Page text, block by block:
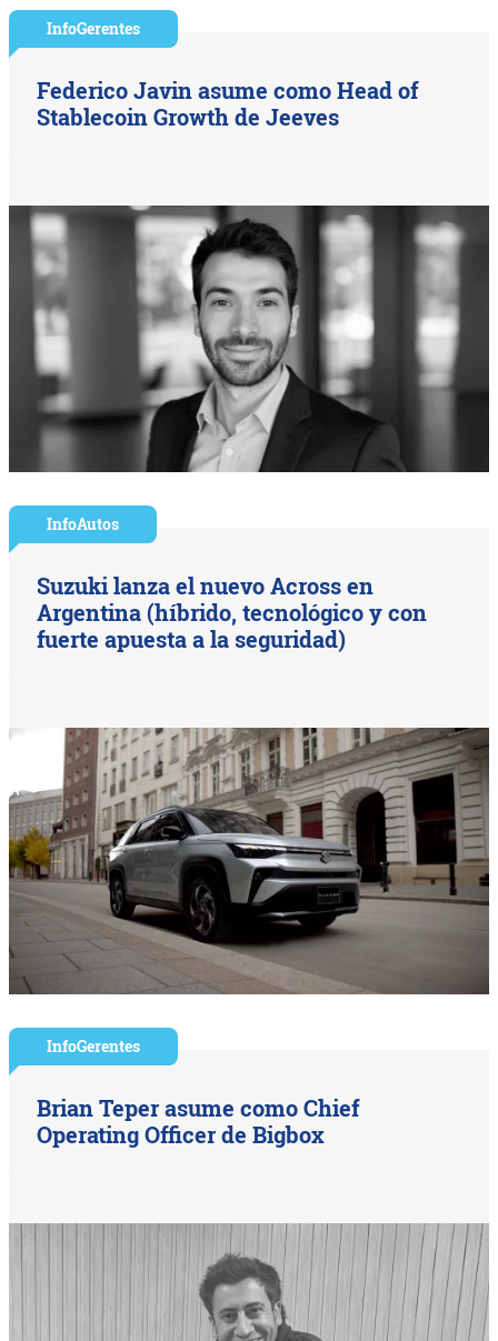
InfoGerentes
Federico Javin asume como Head of
Stablecoin Growth de Jeeves
InfoAutos
Suzuki lanza el nuevo Across en
Argentina (híbrido, tecnológico y con
fuerte apuesta a la seguridad)
InfoGerentes
Brian Teper asume como Chief
Operating Officer de Bigbox